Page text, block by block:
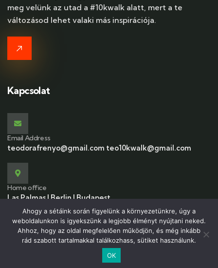
meg velünk az utad a #10kwalk alatt, mert a te
változásod lehet valaki más inspirációja.
Kapcsolat
Email Address
teodorafrenyo@gmail.com teo10kwalk@gmail.com
Home office
Las Palmas | Berlin | Budapest
© 2026 Copyrights by 10kwalk.com All Rights Reserved
Ahogy a sétáink során figyelünk a környezetünkre, úgy a
weboldalunkon is igyekszünk a legjobb élményt nyújtani neked.
Ahhoz, hogy az oldal megfelelően működjön, és még inkább
rád szabott tartalmakkal találkozhass, sütiket használunk.
OK